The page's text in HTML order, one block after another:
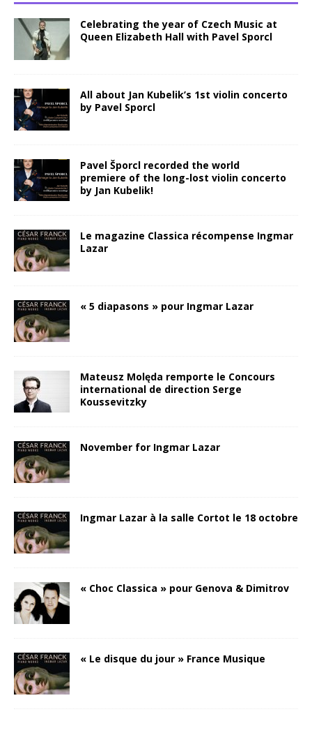
Celebrating the year of Czech Music at
Queen Elizabeth Hall with Pavel Sporcl
All about Jan Kubelik’s 1st violin concerto
by Pavel Sporcl
Pavel Šporcl recorded the world
premiere of the long-lost violin concerto
by Jan Kubelik!
Le magazine Classica récompense Ingmar
Lazar
« 5 diapasons » pour Ingmar Lazar
Mateusz Molęda remporte le Concours
international de direction Serge
Koussevitzky
November for Ingmar Lazar
Ingmar Lazar à la salle Cortot le 18 octobre
« Choc Classica » pour Genova & Dimitrov
« Le disque du jour » France Musique